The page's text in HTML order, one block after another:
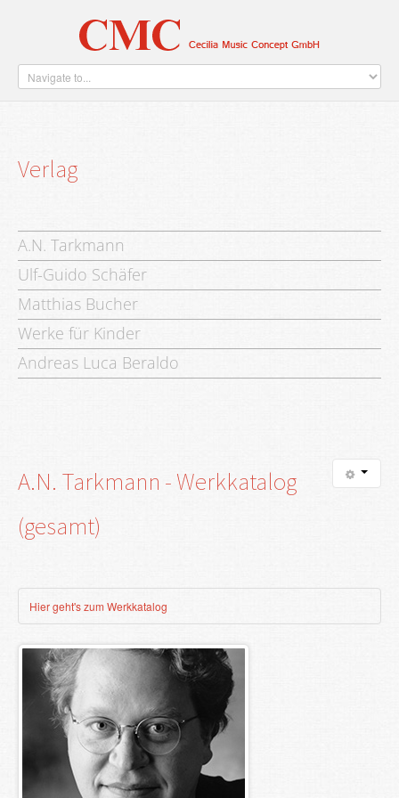
Home
Künstler
Verlag
Verlag
A.N. Tarkmann
Ulf-Guido Schäfer
Matthias Bucher
Werke für Kinder
Andreas Luca Beraldo
A.N. Tarkmann - Werkkatalog
(gesamt)
Hier geht's zum Werkkatalog